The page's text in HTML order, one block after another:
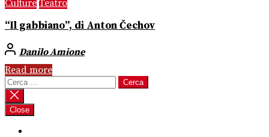
Culture Teatro
“Il gabbiano”, di Anton Čechov
Danilo Amione
Read more
Ricerca
per:
Close